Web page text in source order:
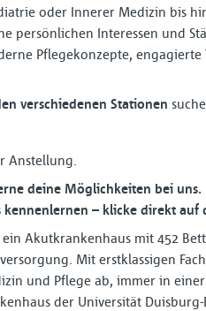
oder Innerer Medizin bis
persönlichen Interessen und
Pflegekonzepte,
verschiedenen Stationen
Anstellung.
deine Möglichkeiten bei uns.
– klicke direkt auf
ein Akutkrankenhaus mit 452
Mit erstklassigen
und Pflege ab, immer in
der Universität